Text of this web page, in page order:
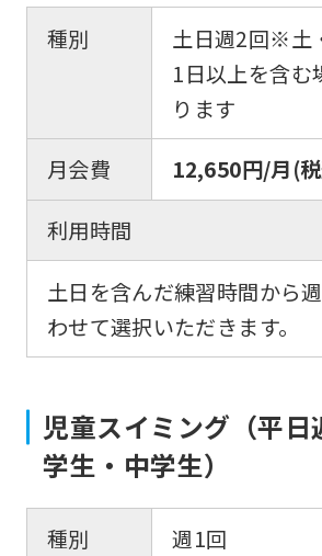
種別
土日週2回※土
1日以上を含む
ります
月会費
12,650円/月(
利用時間
土日を含んだ練習時間から
わせて選択いただきます。
児童スイミング（平
学生・中学生）
種別
週1回